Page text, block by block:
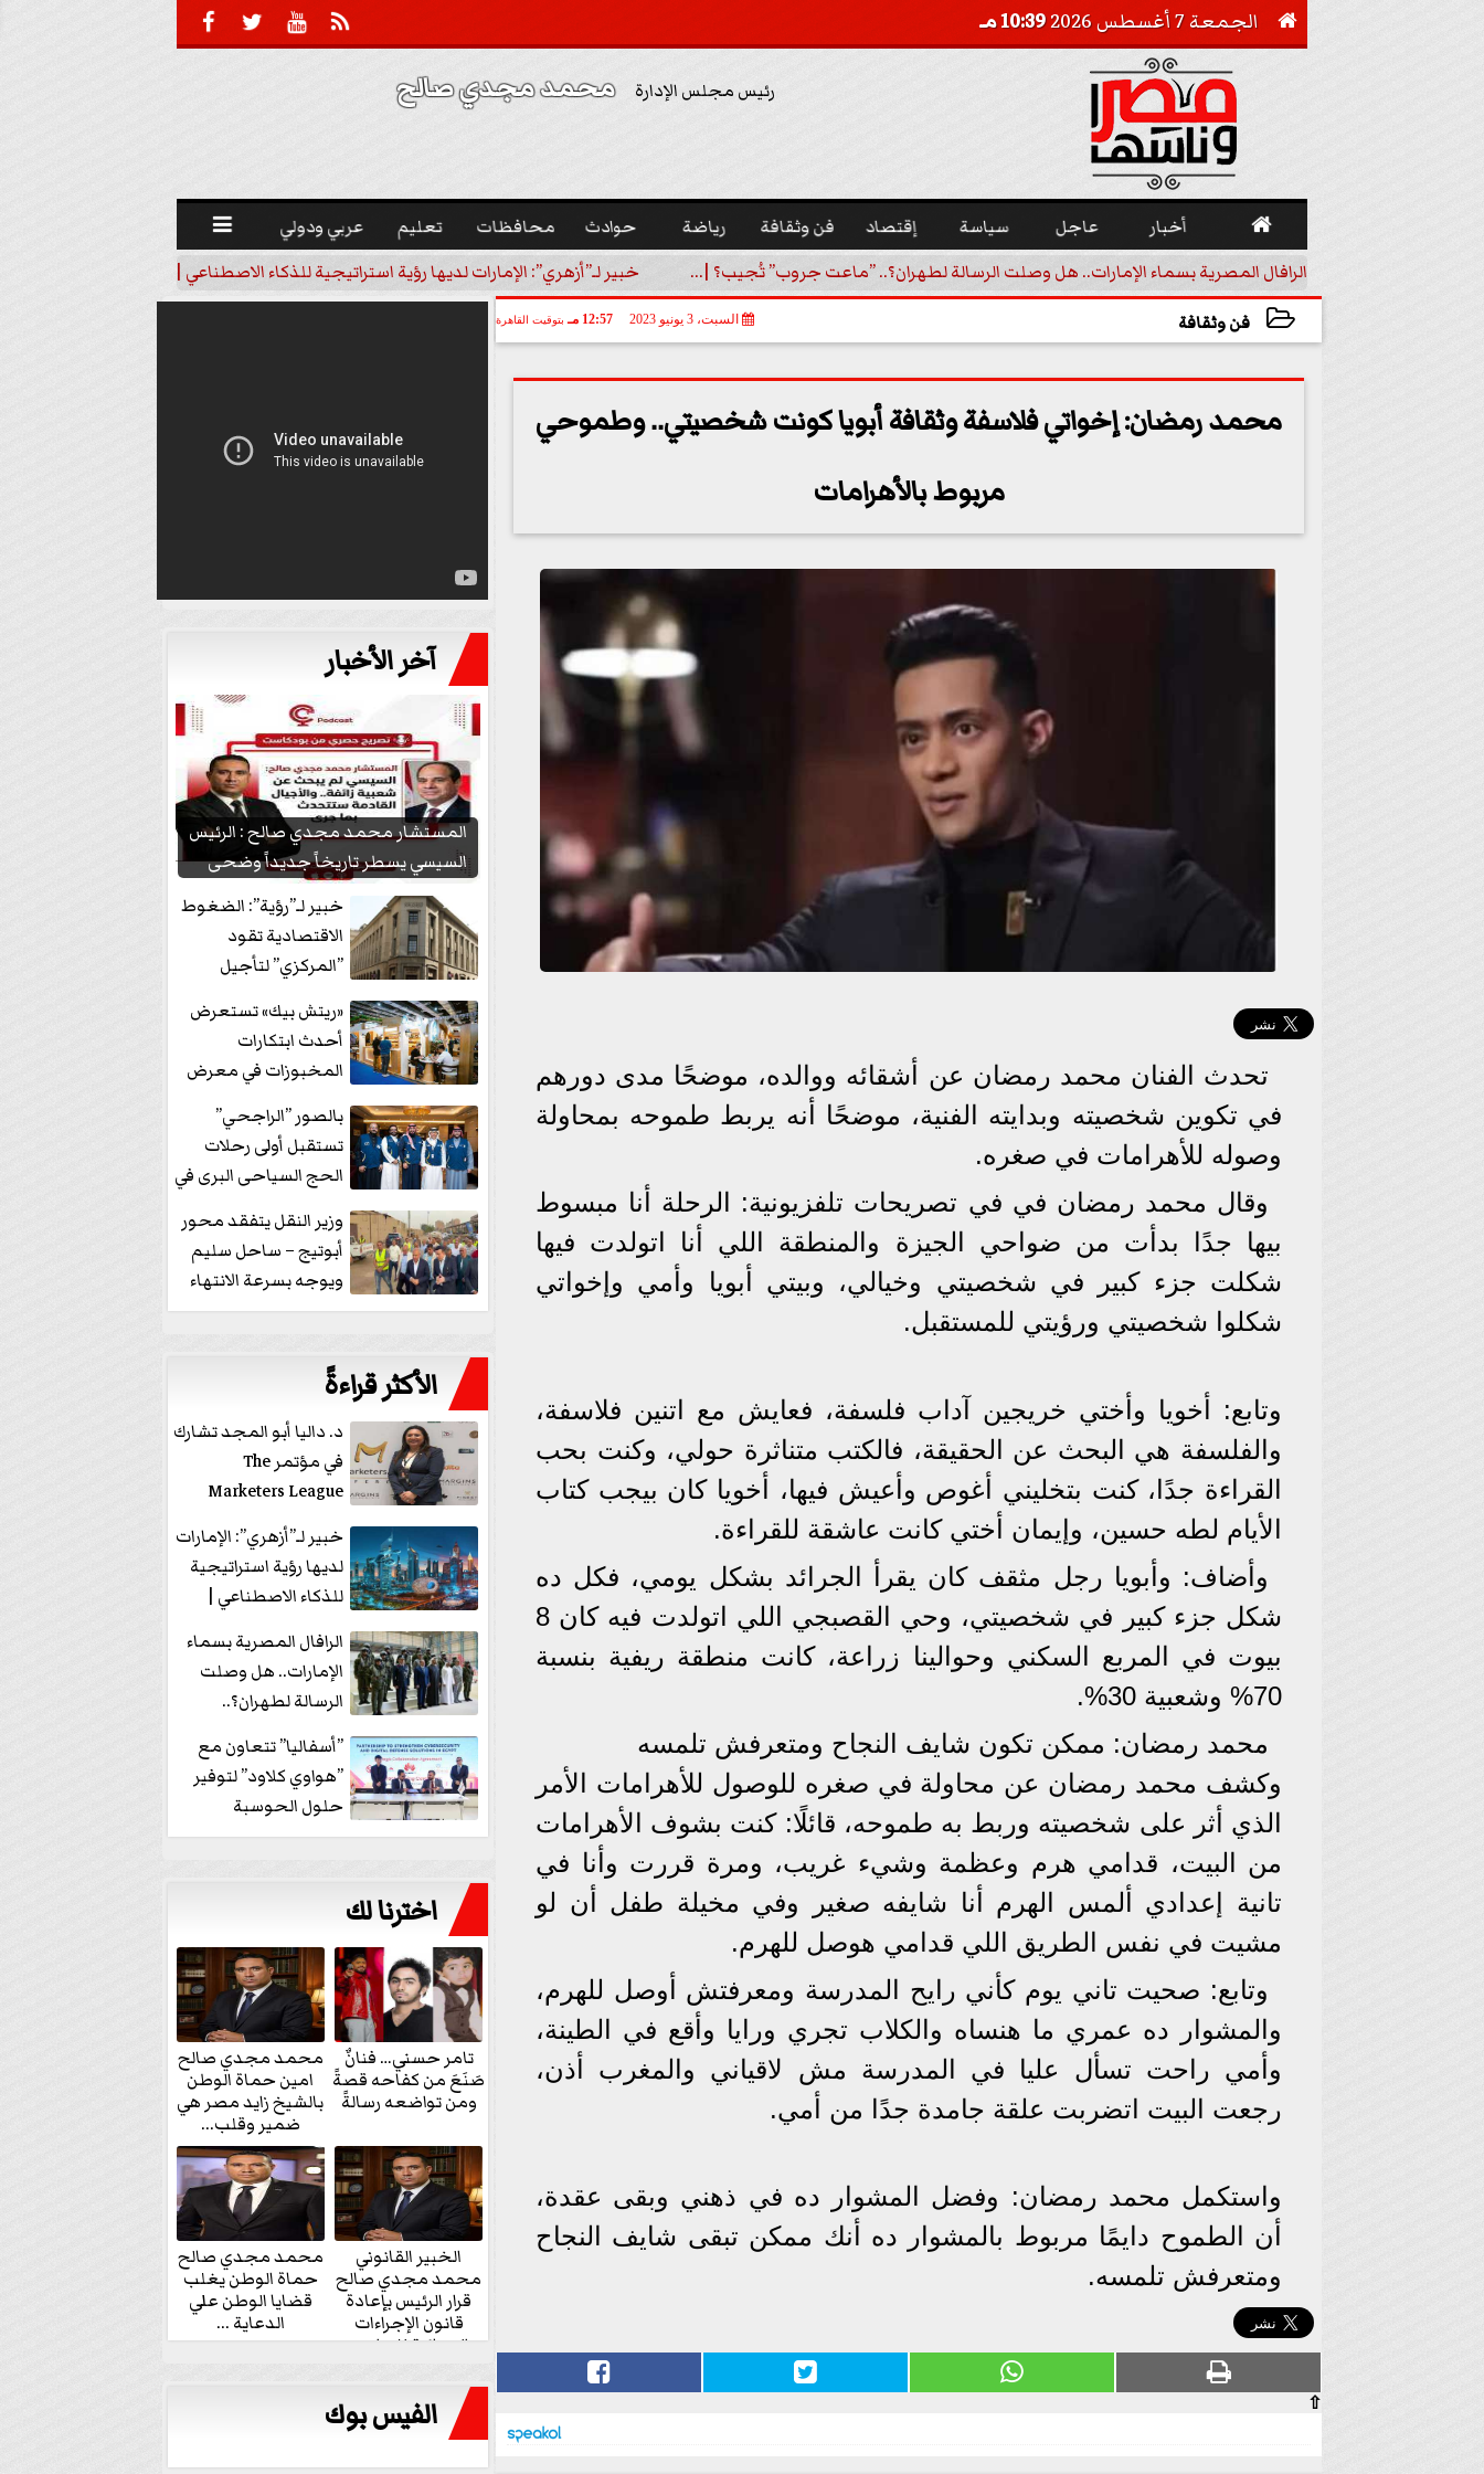
  

 الجمعة 7 أغسطس 2026 10:39 مـ
رئيس مجلس الإدارة محمد مجدي صالح
 أخبار عاجل سياسة إقتصاد فن وثقافة رياضة حوادث محافظات تعليم عربي ودولي 
الرافال المصرية بسماء الإمارات.. هل وصلت الرسالة لطهران؟.. ”ماعت جروب” تُجيب؟ |... خبير لـ”أزهري”: الإمارات لديها رؤية استراتيجية للذكاء الاصطناعي | فيديو
فن وثقافة السبت، 3 يونيو 2023 12:57 مـ بتوقيت القاهرة
محمد رمضان: إخواتي فلاسفة وثقافة أبويا كونت شخصيتي.. وطموحي
مربوط بالأهرامات
تحدث الفنان محمد رمضان عن أشقائه ووالده، موضحًا مدى دورهم
في تكوين شخصيته وبدايته الفنية، موضحًا أنه يربط طموحه بمحاولة
وصوله للأهرامات في صغره.
وقال محمد رمضان في في تصريحات تلفزيونية: الرحلة أنا مبسوط
بيها جدًا بدأت من ضواحي الجيزة والمنطقة اللي أنا اتولدت فيها
شكلت جزء كبير في شخصيتي وخيالي، وبيتي أبويا وأمي وإخواتي
شكلوا شخصيتي ورؤيتي للمستقبل.
وتابع: أخويا وأختي خريجين آداب فلسفة، فعايش مع اتنين فلاسفة،
والفلسفة هي البحث عن الحقيقة، فالكتب متناثرة حولي، وكنت بحب
القراءة جدًا، كنت بتخليني أغوص وأعيش فيها، أخويا كان بيجب كتاب
الأيام لطه حسين، وإيمان أختي كانت عاشقة للقراءة.
وأضاف: وأبويا رجل مثقف كان يقرأ الجرائد بشكل يومي، فكل ده
شكل جزء كبير في شخصيتي، وحي القصبجي اللي اتولدت فيه كان 8
بيوت في المربع السكني وحوالينا زراعة، كانت منطقة ريفية بنسبة
70% وشعبية 30%.
محمد رمضان: ممكن تكون شايف النجاح ومتعرفش تلمسه
وكشف محمد رمضان عن محاولة في صغره للوصول للأهرامات الأمر
الذي أثر على شخصيته وربط به طموحه، قائلًا: كنت بشوف الأهرامات
من البيت، قدامي هرم وعظمة وشيء غريب، ومرة قررت وأنا في
تانية إعدادي ألمس الهرم أنا شايفه صغير وفي مخيلة طفل أن لو
مشيت في نفس الطريق اللي قدامي هوصل للهرم.
وتابع: صحيت تاني يوم كأني رايح المدرسة ومعرفتش أوصل للهرم،
والمشوار ده عمري ما هنساه والكلاب تجري ورايا وأقع في الطينة،
وأمي راحت تسأل عليا في المدرسة مش لاقياني والمغرب أذن،
رجعت البيت اتضربت علقة جامدة جدًا من أمي.
واستكمل محمد رمضان: وفضل المشوار ده في ذهني وبقى عقدة،
أن الطموح دايمًا مربوط بالمشوار ده أنك ممكن تبقى شايف النجاح
ومتعرفش تلمسه.
⇧
آخر الأخبار
المستشار محمد مجدي صالح : الرئيس
السيسي يسطر تاريخاً جديداً وضحى
بشعبيته...
خبير لـ”رؤية”: الضغوط
الاقتصادية تقود
”المركزي” لتأجيل
«ريتش بيك» تستعرض
أحدث ابتكارات
المخبوزات في معرض
منتجات...
بالصور ”الراجحي”
تستقبل أولى رحلات
الحج السياحى البرى في
وزير النقل يتفقد محور
أبوتيج – ساحل سليم
ويوجه بسرعة الانتهاء
من...
الأكثر قراءةً
د. داليا أبو المجد تشارك
في مؤتمر The
Marketers League
وتدير جلسة...
خبير لـ”أزهري”: الإمارات
لديها رؤية استراتيجية
للذكاء الاصطناعي |
الرافال المصرية بسماء
الإمارات.. هل وصلت
الرسالة لطهران؟..
”ماعت جروب” تُجيب؟
|...
”أسفاليا” تتعاون مع
”هواوي كلاود” لتوفير
حلول الحوسبة
السحابية والأمن
اخترنا لك
تامر حسني… فنانٌ
صَنَعَ من كفاحه قصةً
ومن تواضعه رسالةً
محمد مجدي صالح
امين حماة الوطن
بالشيخ زايد مصر هي
ضمير وقلب...
الخبير القانوني
محمد مجدي صالح
قرار الرئيس بإعادة
قانون الإجراءات
الجنائية للنواب...
محمد مجدي صالح
حماة الوطن يغلب
قضايا الوطن علي
الدعاية ...
الفيس بوك